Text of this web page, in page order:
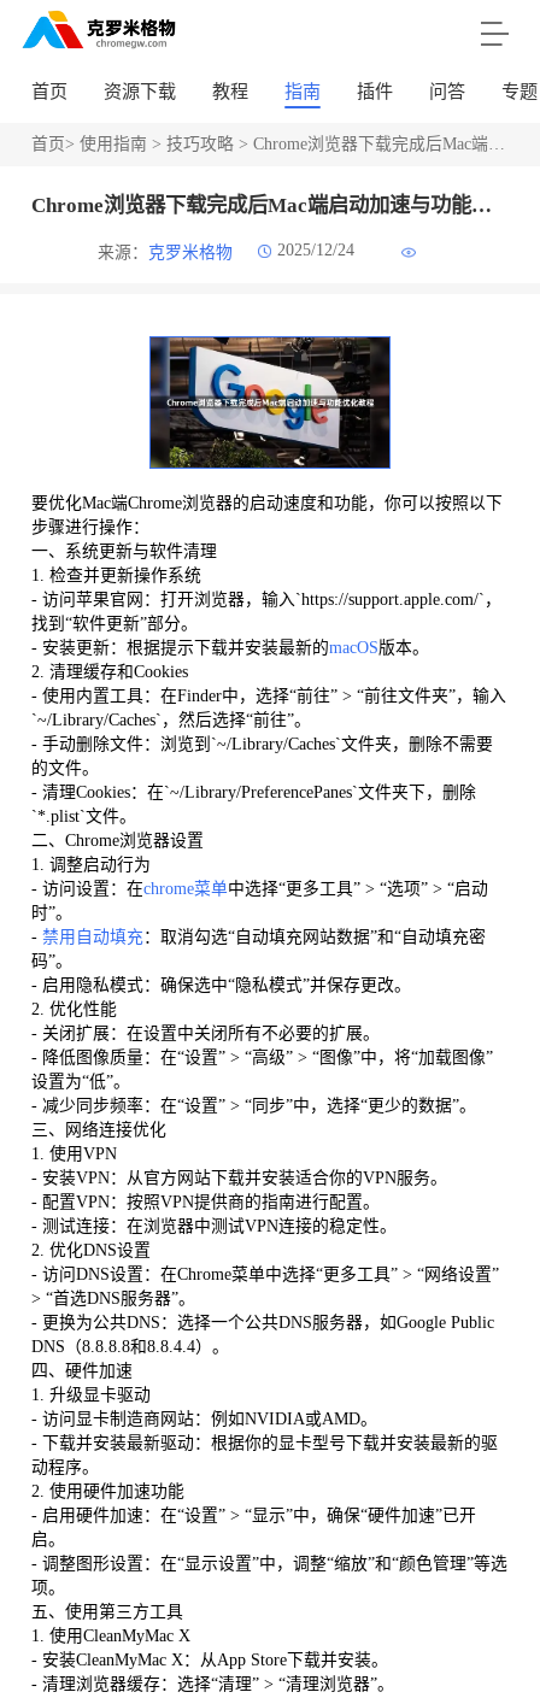
首页 资源下载 教程 指南 插件 问答 专题
首页> 使用指南 > 技巧攻略> Chrome浏览器下载完成后Mac端启动加速与功能优化教程
Chrome浏览器下载完成后Mac端启动加速与功能优化教程
来源： 克罗米格物 2025/12/24
要优化Mac端Chrome浏览器的启动速度和功能，你可以按照以下
步骤进行操作：
一、系统更新与软件清理
1. 检查并更新操作系统
- 访问苹果官网：打开浏览器，输入`https://support.apple.com/`，
找到“软件更新”部分。
- 安装更新：根据提示下载并安装最新的macOS版本。
2. 清理缓存和Cookies
- 使用内置工具：在Finder中，选择“前往” > “前往文件夹”，输入
`~/Library/Caches`，然后选择“前往”。
- 手动删除文件：浏览到`~/Library/Caches`文件夹，删除不需要
的文件。
- 清理Cookies：在`~/Library/PreferencePanes`文件夹下，删除
`*.plist`文件。
二、Chrome浏览器设置
1. 调整启动行为
- 访问设置：在chrome菜单中选择“更多工具” > “选项” > “启动
时”。
- 禁用自动填充：取消勾选“自动填充网站数据”和“自动填充密
码”。
- 启用隐私模式：确保选中“隐私模式”并保存更改。
2. 优化性能
- 关闭扩展：在设置中关闭所有不必要的扩展。
- 降低图像质量：在“设置” > “高级” > “图像”中，将“加载图像”
设置为“低”。
- 减少同步频率：在“设置” > “同步”中，选择“更少的数据”。
三、网络连接优化
1. 使用VPN
- 安装VPN：从官方网站下载并安装适合你的VPN服务。
- 配置VPN：按照VPN提供商的指南进行配置。
- 测试连接：在浏览器中测试VPN连接的稳定性。
2. 优化DNS设置
- 访问DNS设置：在Chrome菜单中选择“更多工具” > “网络设置”
> “首选DNS服务器”。
- 更换为公共DNS：选择一个公共DNS服务器，如Google Public
DNS（8.8.8.8和8.8.4.4）。
四、硬件加速
1. 升级显卡驱动
- 访问显卡制造商网站：例如NVIDIA或AMD。
- 下载并安装最新驱动：根据你的显卡型号下载并安装最新的驱
动程序。
2. 使用硬件加速功能
- 启用硬件加速：在“设置” > “显示”中，确保“硬件加速”已开
启。
- 调整图形设置：在“显示设置”中，调整“缩放”和“颜色管理”等选
项。
五、使用第三方工具
1. 使用CleanMyMac X
- 安装CleanMyMac X：从App Store下载并安装。
- 清理浏览器缓存：选择“清理” > “清理浏览器”。